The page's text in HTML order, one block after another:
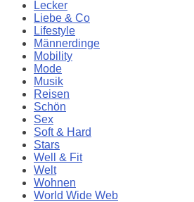
Lecker
Liebe & Co
Lifestyle
Männerdinge
Mobility
Mode
Musik
Reisen
Schön
Sex
Soft & Hard
Stars
Well & Fit
Welt
Wohnen
World Wide Web